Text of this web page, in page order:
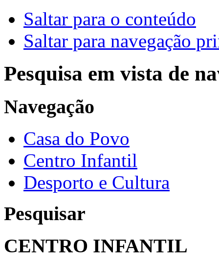
Saltar para o conteúdo
Saltar para navegação
Pesquisa em vista de
Navegação
Casa do Povo
Centro Infantil
Desporto e Cultura
Pesquisar
CENTRO INFANTIL